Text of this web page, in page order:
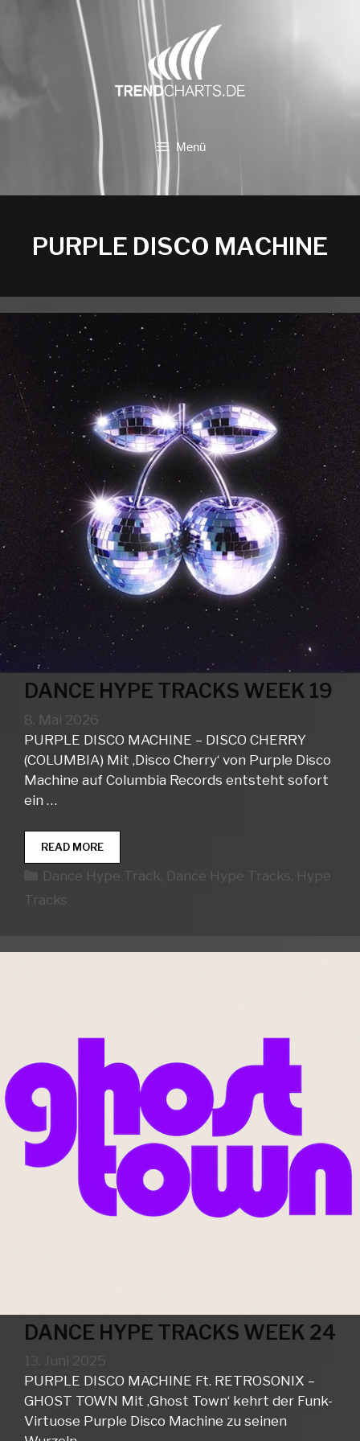
Menü
PURPLE DISCO MACHINE
DANCE HYPE TRACKS WEEK 19
8. Mai 2026
PURPLE DISCO MACHINE – DISCO CHERRY
(COLUMBIA) Mit ‚Disco Cherry‘ von Purple Disco
Machine auf Columbia Records entsteht sofort
ein …
READ MOREDANCE
HYPE
TRACKS
Kategorien
Dance Hype Track, Dance Hype Tracks, Hype
Tracks
DANCE HYPE TRACKS WEEK 24
13. Juni 2025
PURPLE DISCO MACHINE Ft. RETROSONIX –
GHOST TOWN Mit ‚Ghost Town‘ kehrt der Funk-
Virtuose Purple Disco Machine zu seinen